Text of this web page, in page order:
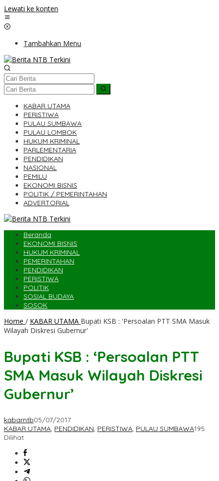
Lewati ke konten
Tambahkan Menu
KABAR UTAMA
PERISTIWA
PULAU SUMBAWA
PULAU LOMBOK
HUKUM KRIMINAL
PARLEMENTARIA
PENDIDIKAN
NASIONAL
PEMILU
EKONOMI BISNIS
POLITIK / PEMERINTAHAN
ADVERTORIAL
Beranda
EKONOMI BISNIS
HUKUM KRIMINAL
PEMERINTAHAN
PENDIDIKAN
PERISTIWA
POLITIK
SOSIAL BUDAYA
SOSOK
Home / KABAR UTAMA Bupati KSB : 'Persoalan PTT SMA Masuk
Wilayah Diskresi Gubernur'
Bupati KSB : ‘Persoalan PTT
SMA Masuk Wilayah Diskresi
Gubernur’
kabarntb05/07/2017
KABAR UTAMA, PENDIDIKAN, PERISTIWA, PULAU SUMBAWA195
Dilihat